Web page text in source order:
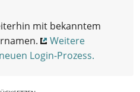
mit bekanntem
Weitere
Login-Prozess.